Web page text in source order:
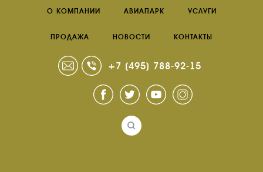
О КОМПАНИИ АВИАПАРК УСЛУГИ
ПРОДАЖА НОВОСТИ КОНТАКТЫ
+7 (495) 788-92-15